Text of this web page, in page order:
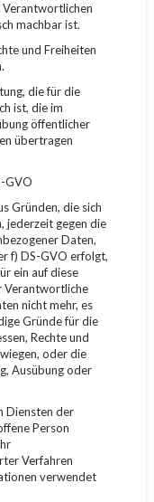
machbar ist.
und Freiheiten
die für die
ist, die im
öffentlicher
übertragen
GVO
Gründen, die sich
jederzeit gegen die
Daten,
f) DS-GVO erfolgt,
ein auf diese
Verantwortliche
nicht mehr, es
Gründe für die
Rechte und
oder die
Ausübung oder
Diensten der
Person
Verfahren
verwendet